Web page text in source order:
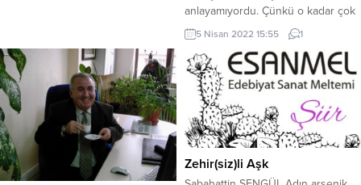
745-840 yılları arasında Orta
Asya’da hüküm sürmüşlerdir. 840...
anlayamıyordu. Çünkü o kadar çok
ağrıyordu ki vücudunun her yeri,
acıya daha fazla dayanamadığı için
gözlerini kapatmayı denedi,
uyursam belki geçer diye. Bir
veteriner muayenehanesinin
sedyesi üzerinde başını ellerinin
üzerine koymuş vaziyette bekliyor,
ağrıdan sızlayan bütün kemiklerinin
acısını tek...
5 Nisan 2022 15:55 1
Zehir(siz)li Aşk